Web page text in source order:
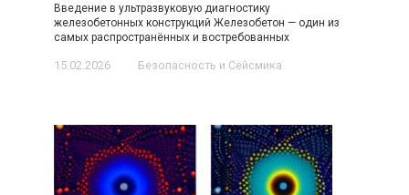
Введение в ультразвуковую диагностику
железобетонных конструкций Железобетон — один из
самых распространённых и востребованных
15.02.2026 Безопасность и Сейсмика